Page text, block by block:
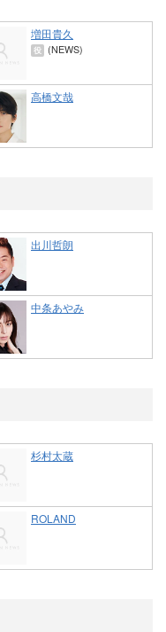
増田貴久
役 (NEWS)
高橋文哉
出川哲朗
中条あやみ
杉村太蔵
ROLAND